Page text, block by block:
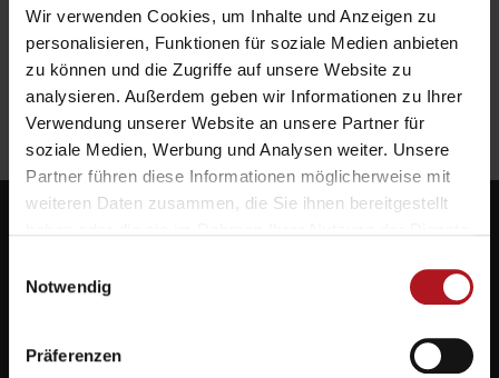
Wir verwenden Cookies, um Inhalte und Anzeigen zu
personalisieren, Funktionen für soziale Medien anbieten
zu können und die Zugriffe auf unsere Website zu
analysieren. Außerdem geben wir Informationen zu Ihrer
Verwendung unserer Website an unsere Partner für
soziale Medien, Werbung und Analysen weiter. Unsere
Partner führen diese Informationen möglicherweise mit
weiteren Daten zusammen, die Sie ihnen bereitgestellt
Notwendig
Präferenzen
Payper 10-Spaces Sicherheitsschuhe – Zehnmal mehr
Raum für die Füße!
Systemlieferant für die Zukunft.